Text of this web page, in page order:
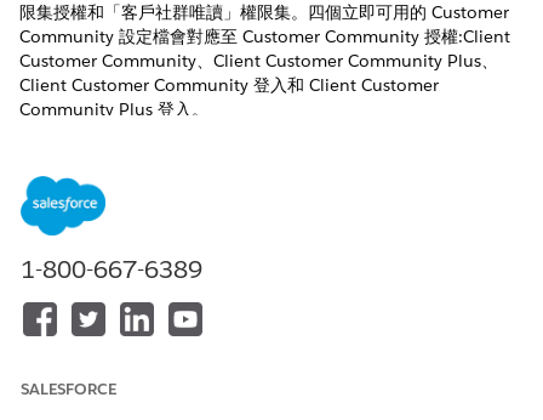
限集授權和「客戶社群唯讀」權限集。四個立即可用的 Customer
Community 設定檔會對應至 Customer Community 授權:Client
Customer Community、Client Customer Community Plus、
Client Customer Community 登入和 Client Customer
Community Plus 登入。
檔。
1-800-667-6389
SALESFORCE